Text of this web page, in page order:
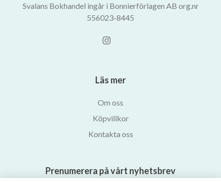
Svalans Bokhandel ingår i Bonnierförlagen AB org.nr
556023-8445
Läs mer
Om oss
Köpvillkor
Kontakta oss
Prenumerera på vårt nyhetsbrev